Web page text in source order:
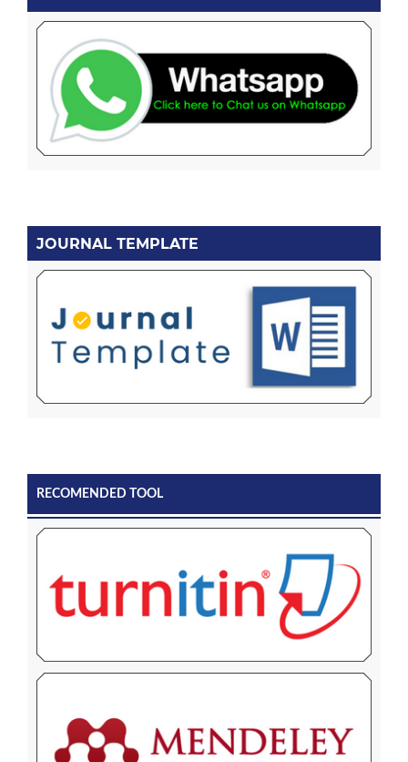
JOURNAL TEMPLATE
RECOMENDED TOOL